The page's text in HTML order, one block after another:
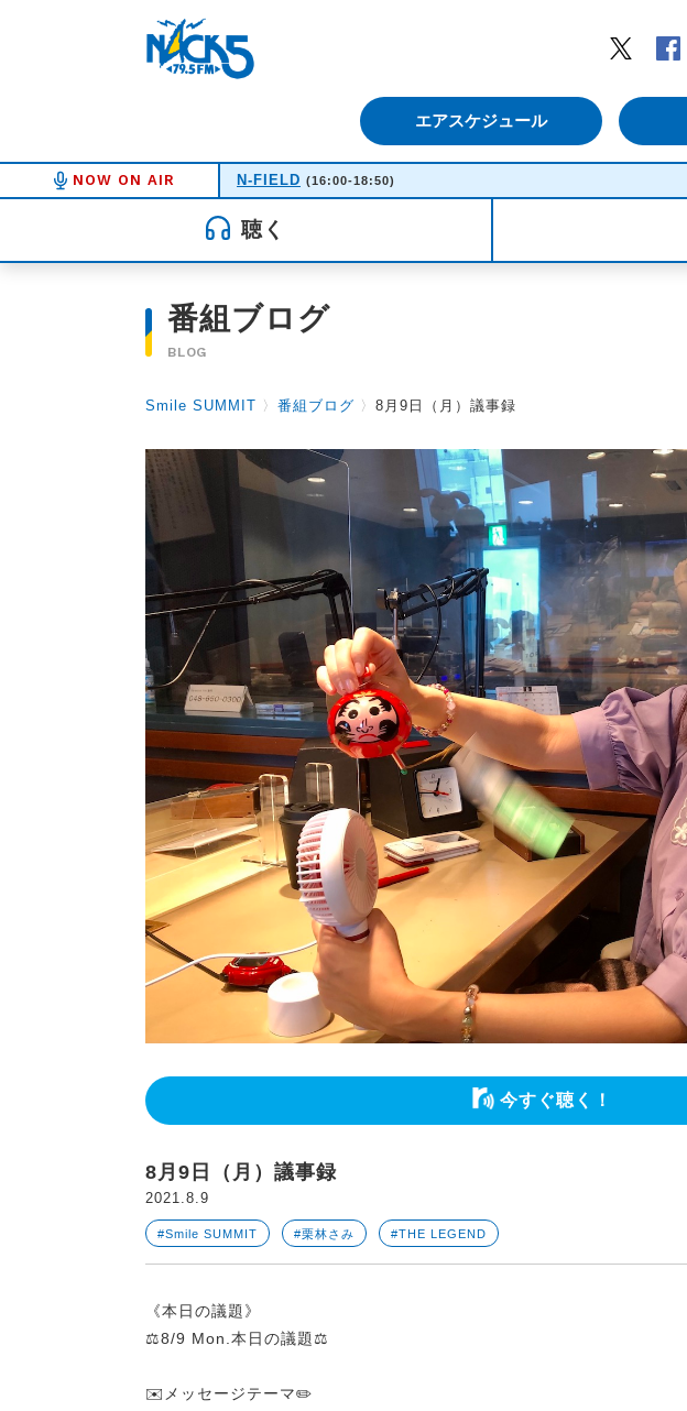
Twitter
エアスケジュール
NOW ON AIR N-FIELD (16:00-18:50)
聴く
番組ブログ
BLOG
Smile SUMMIT 〉 番組ブログ 〉 8月9日（月）議事録
今すぐ聴く！
8月9日（月）議事録
2021.8.9
#Smile SUMMIT #栗林さみ #THE LEGEND
《本日の議題》
⚖️8/9 Mon.本日の議題⚖️
✉️メッセージテーマ✏️